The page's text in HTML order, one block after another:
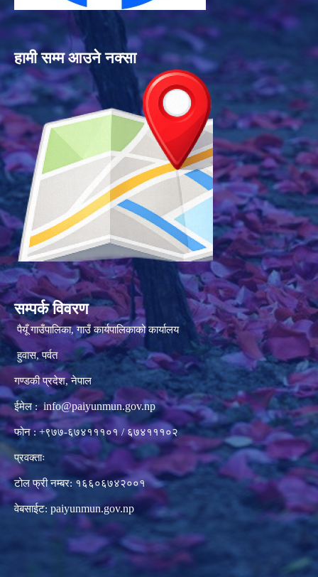
हामी सम्म आउने नक्सा
सम्पर्क विवरण
पैयूँ गाउँपालिका, गाउँ कार्यपालिकाको कार्यालय
हुवास, पर्वत
गण्डकी प्रदेश, नेपाल
ईमेल : info@paiyunmun.gov.np
फोन : +९७७-६७४१११०१ / ६७४१११०२
प्रवक्ताः
टोल फ्री नम्बर: १६६०६७४२००१
वेबसाईट: paiyunmun.gov.np